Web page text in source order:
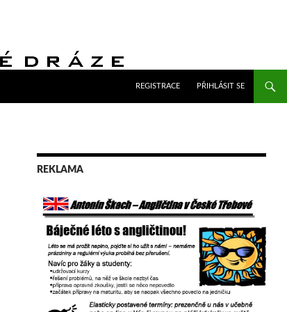
REGISTRACE
PŘIHLÁSIT SE
REKLAMA